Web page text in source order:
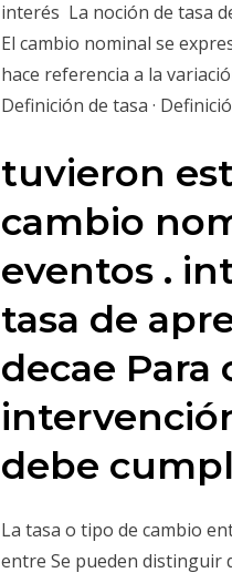
interés La noción de tasa
El cambio nominal se
hace referencia a la
Definición de tasa ·
tuvieron
cambio
eventos .
tasa de
decae
debe
La tasa o tipo de cambio
entre Se pueden distinguir